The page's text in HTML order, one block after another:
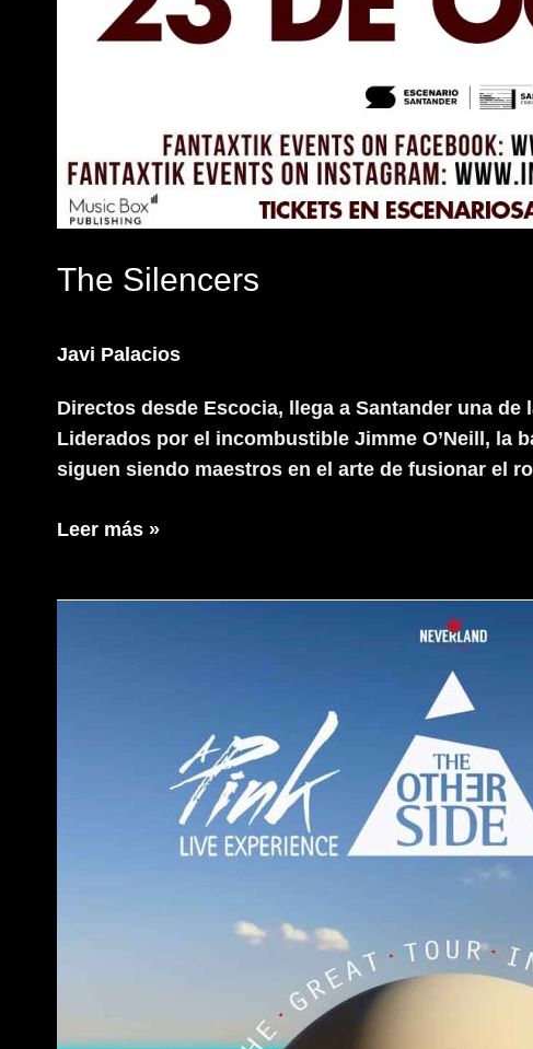
The Silencers
Javi Palacios
Directos desde Escocia, llega a Santander una
Liderados por el incombustible Jimme O’Neill, la
siguen siendo maestros en el arte de fusionar el
The
Leer más »